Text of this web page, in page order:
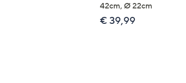
42cm, Ø 22cm
€ 39,99